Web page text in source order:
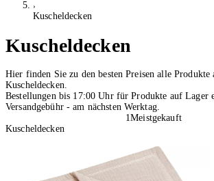
Kuscheldecken
Kuscheldecken
Hier finden Sie zu den besten Preisen alle Produkte
Kuscheldecken.
Bestellungen bis 17:00 Uhr für Produkte auf Lager
Versandgebühr - am nächsten Werktag.
1Meistgekauft
Kuscheldecken